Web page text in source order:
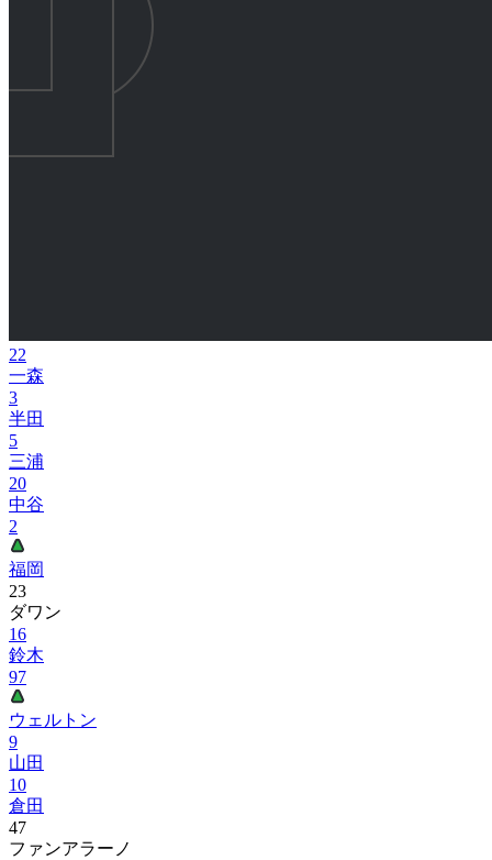
22
一森
3
半田
5
三浦
20
中谷
2
福岡
23
ダワン
16
鈴木
97
ウェルトン
9
山田
10
倉田
47
ファンアラーノ